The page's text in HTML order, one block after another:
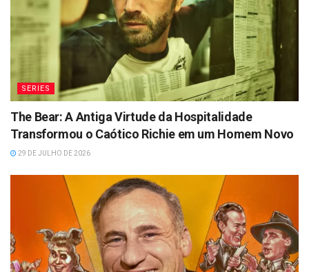
SERIES
The Bear: A Antiga Virtude da Hospitalidade
Transformou o Caótico Richie em um Homem Novo
29 DE JULHO DE 2026